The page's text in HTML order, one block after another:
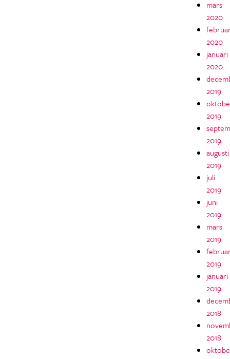
mars
2020
2020
januari
2020
2019
2019
2019
augusti
2019
juli
2019
juni
2019
mars
2019
2019
januari
2019
2018
2018